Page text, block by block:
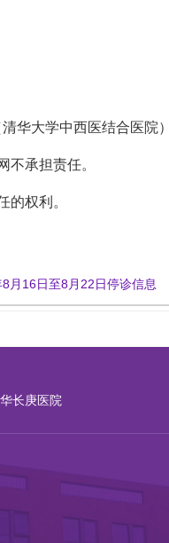
华大学中西医结合医院
承担责任。
权利。
月16日至8月22日停诊信息
长庚医院